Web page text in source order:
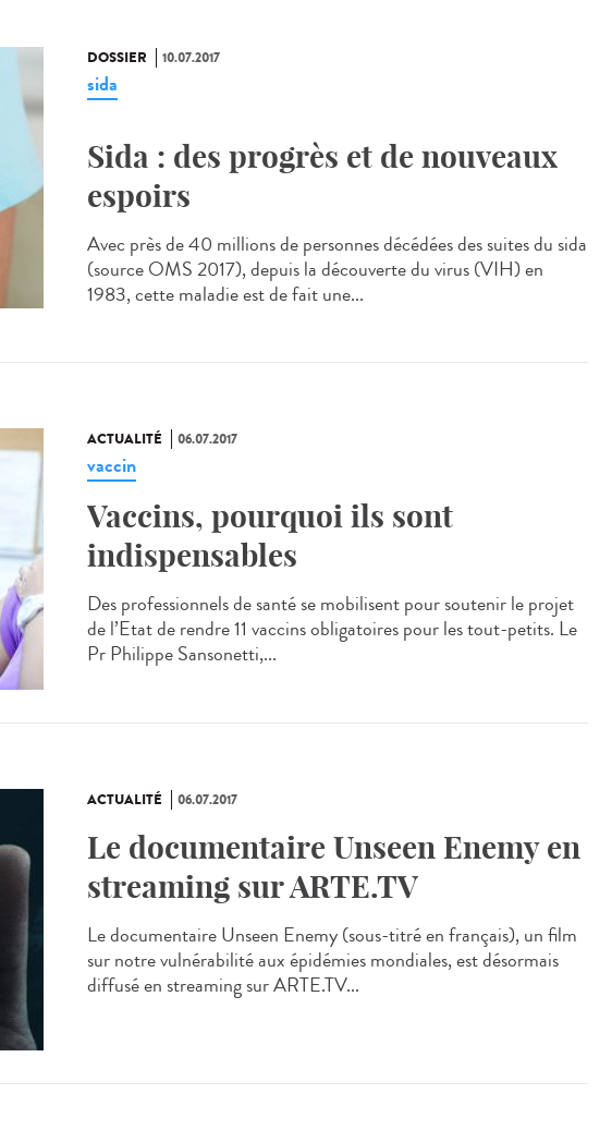
DOSSIER 10.07.2017
sida
Sida : des progrès et de nouveaux
espoirs
Avec près de 40 millions de personnes décédées des suites du sida
(source OMS 2017), depuis la découverte du virus (VIH) en
1983, cette maladie est de fait une...
ACTUALITÉ 06.07.2017
vaccin
Vaccins, pourquoi ils sont
indispensables
Des professionnels de santé se mobilisent pour soutenir le projet
de l’Etat de rendre 11 vaccins obligatoires pour les tout-petits. Le
Pr Philippe Sansonetti,...
ACTUALITÉ 06.07.2017
Le documentaire Unseen Enemy en
streaming sur ARTE.TV
Le documentaire Unseen Enemy (sous-titré en français), un film
sur notre vulnérabilité aux épidémies mondiales, est désormais
diffusé en streaming sur ARTE.TV...